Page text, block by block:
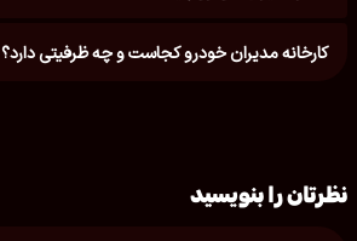
کارخانه مدیران خودرو کجاست و چه ظرفیتی دارد؟
نظرتان را بنویسید